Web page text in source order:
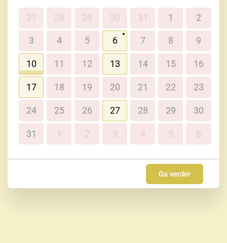
27 28 29 30 31 1 2
3 4 5 6 7 8 9
10 11 12 13 14 15 16
17 18 19 20 21 22 23
24 25 26 27 28 29 30
31 1 2 3 4 5 6
Ga verder